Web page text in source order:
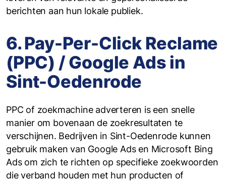
berichten aan hun lokale publiek.
6. Pay-Per-Click Reclame
(PPC) / Google Ads in
Sint-Oedenrode
PPC of zoekmachine adverteren is een snelle
manier om bovenaan de zoekresultaten te
verschijnen. Bedrijven in Sint-Oedenrode kunnen
gebruik maken van Google Ads en Microsoft Bing
Ads om zich te richten op specifieke zoekwoorden
die verband houden met hun producten of